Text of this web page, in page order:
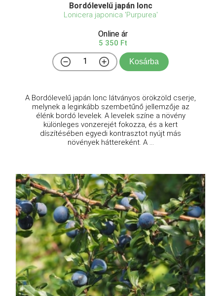
Bordólevelű japán lonc
Lonicera japonica 'Purpurea'
Online ár
5 350 Ft
Kosárba
A Bordólevelű japán lonc látványos örökzöld cserje,
melynek a leginkább szembetűnő jellemzője az
élénk bordó levelek. A levelek színe a növény
különleges vonzerejét fokozza, és a kert
díszítésében egyedi kontrasztot nyújt más
növények háttereként. A ...